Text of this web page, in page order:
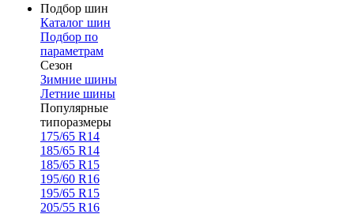
Подбор шин
Каталог шин
Подбор по
параметрам
Сезон
Зимние шины
Летние шины
Популярные
типоразмеры
175/65 R14
185/65 R14
185/65 R15
195/60 R16
195/65 R15
205/55 R16